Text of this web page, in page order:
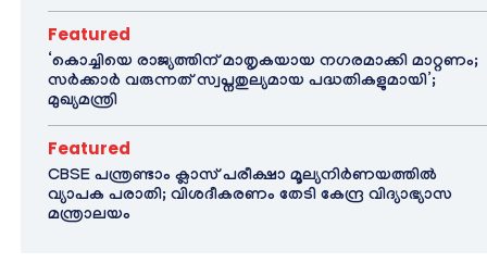
Featured
‘കൊച്ചിയെ രാജ്യത്തിന് മാതൃകയായ നഗരമാക്കി മാറ്റണം;
സർക്കാർ വരുന്നത് സ്വപ്നതുല്യമായ പദ്ധതികളുമായി’;
മുഖ്യമന്ത്രി
Featured
CBSE പന്ത്രണ്ടാം ക്ലാസ് പരീക്ഷാ മൂല്യനിർണയത്തിൽ
വ്യാപക പരാതി; വിശദീകരണം തേടി കേന്ദ്ര വിദ്യാഭ്യാസ
മന്ത്രാലയം